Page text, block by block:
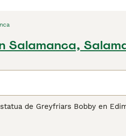
Salamanca,
de Greyfriars Bobby en
de razas nativas en peligro